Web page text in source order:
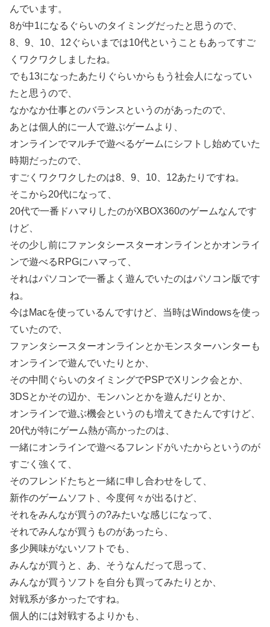
んでいます。
8が中1になるぐらいのタイミングだったと思うので、
8、9、10、12ぐらいまでは10代ということもあってすご
くワクワクしましたね。
でも13になったあたりぐらいからもう社会人になってい
たと思うので、
なかなか仕事とのバランスというのがあったので、
あとは個人的に一人で遊ぶゲームより、
オンラインでマルチで遊べるゲームにシフトし始めていた
時期だったので、
すごくワクワクしたのは8、9、10、12あたりですね。
そこから20代になって、
20代で一番ドハマりしたのがXBOX360のゲームなんです
けど、
その少し前にファンタシースターオンラインとかオンライ
ンで遊べるRPGにハマって、
それはパソコンで一番よく遊んでいたのはパソコン版です
ね。
今はMacを使っているんですけど、当時はWindowsを使っ
ていたので、
ファンタシースターオンラインとかモンスターハンターも
オンラインで遊んでいたりとか、
その中間ぐらいのタイミングでPSPでXリンク会とか、
3DSとかその辺か、モンハンとかを遊んだりとか、
オンラインで遊ぶ機会というのも増えてきたんですけど、
20代が特にゲーム熱が高かったのは、
一緒にオンラインで遊べるフレンドがいたからというのが
すごく強くて、
そのフレンドたちと一緒に申し合わせをして、
新作のゲームソフト、今度何々が出るけど、
それをみんなが買うの?みたいな感じになって、
それでみんなが買うものがあったら、
多少興味がないソフトでも、
みんなが買うと、あ、そうなんだって思って、
みんなが買うソフトを自分も買ってみたりとか、
対戦系が多かったですね。
個人的には対戦するよりかも、